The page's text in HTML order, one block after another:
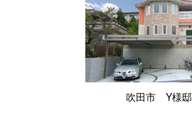
吹田市 Y様邸